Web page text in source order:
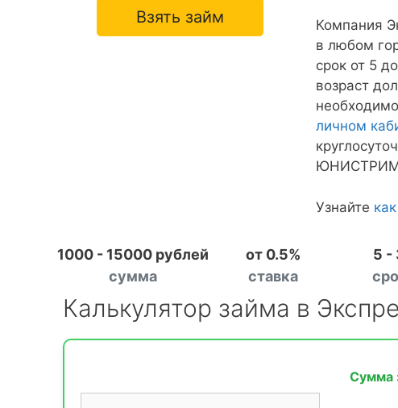
Взять займ
Компания
в любом
срок от 5
возраст
личном
Узнайте
1000 - 15000 рублей
сумма
от 0.5%
ставка
5 -
Калькулятор займа в
Сумма